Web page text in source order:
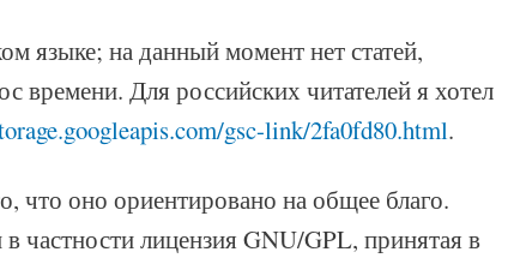
языке; на данный момент нет статей,
времени. Для российских читателей я хотел
gsc-link/2fa0fd80.html.
что оно ориентировано на общее благо.
частности лицензия GNU/GPL, принятая в